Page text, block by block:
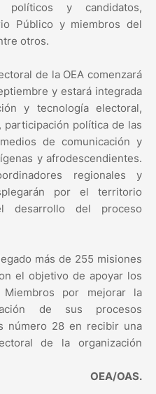
políticos y candidatos,
Público y miembros del
otros.
de la OEA comenzará
y estará integrada
y tecnología electoral,
participación política de las
de comunicación y
y afrodescendientes.
regionales y
por el territorio
desarrollo del proceso
más de 255 misiones
el objetivo de apoyar los
por mejorar la
de sus procesos
número 28 en recibir una
de la organización
OEA/OAS.